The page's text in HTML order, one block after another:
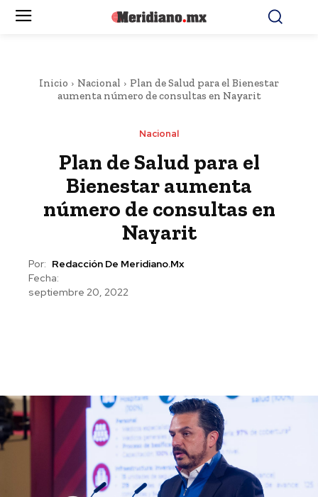
Inicio Nacional
Plan de Salud para el Bienestar
aumenta número de consultas en Nayarit
Nacional
Plan de Salud para el
Bienestar aumenta
número de consultas en
Nayarit
Por: Redacción De Meridiano.mx
Fecha:
septiembre 20, 2022